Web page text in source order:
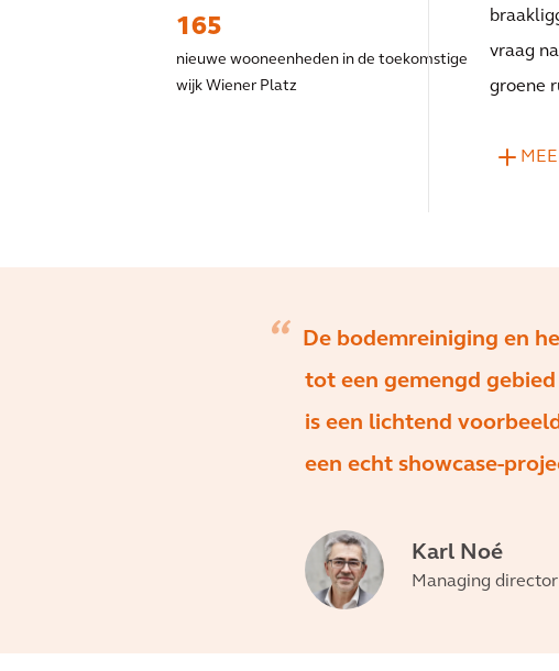
165
nieuwe wooneenheden in de toekomstige
wijk Wiener Platz
vraag
groene
De bodemreiniging en
tot een gemengd
is een lichtend
een echt showcase-
Karl Noé
Managing